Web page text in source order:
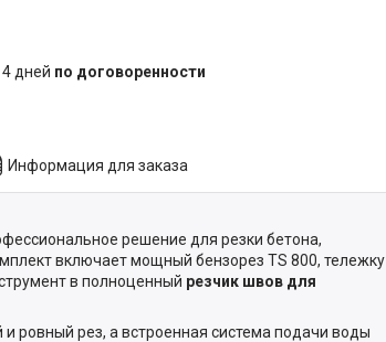
дней по договоренности
Информация для заказа
решение для резки бетона,
включает мощный бензорез TS 800, тележку
в полноценный резчик швов для
ровный рез, а встроенная система подачи воды